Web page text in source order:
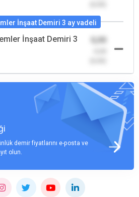
İnşaat Demiri 3 ay vadeli
İnşaat Demiri 3
demir fiyatlarını e-posta ve
olun.